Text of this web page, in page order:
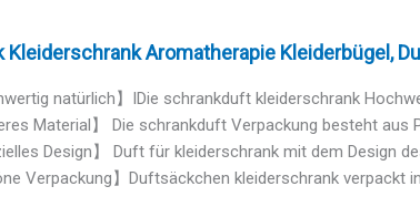
Kleiderschrank Aromatherapie Kleiderbügel,
natürlich】IDie schrankduft kleiderschrank
Material】 Die schrankduft Verpackung besteht aus
Design】 Duft für kleiderschrank mit dem Design
Verpackung】Duftsäckchen kleiderschrank verpackt